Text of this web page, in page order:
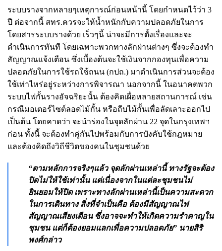
ระบบรางจากหลายๆเหตุการณ์ก่อนหน้านี้ โดยกำหนดไว้ว่า 3
ปี ต่อจากนี้ สทร.ควรจะให้น้ำหนักกับความปลอดภัยในการ
โดยสารระบบรางด้วย เร็วๆนี้ น่าจะมีการตั้งเรื่องและจะ
ดำเนินการทันที โดยเฉพาะพวกทางลักผ่านต่างๆ ซึ่งจะต้องทำ
สัญญาณแจ้งเตือน ซึ่งเบื้องต้นจะใช้เงินจากกองทุนเพื่อความ
ปลอดภัยในการใช้รถใช้ถนน (กปถ.) มาดำเนินการส่วนจะต้อง
ใช้เท่าไหร่อยู่ระหว่างการพิจารณา นอกจากนี้ ในอนาคตพวก
ระบบไฟกั้นรางอัจฉริยะนั้น ต้องคิดเผื่อหลายสถานการณ์ เช่น
กรณีมอเตอร์ไซต์ลอดไม้กั้น หรือถีบไม้กั้นเพื่อลัดเลาะออกไป
เป็นต้น โดยคาดว่า จะนำร่องในจุดลักผ่าน 22 จุดในกรุงเทพฯ
ก่อน ทั้งนี้ จะต้องทำคู่กันไปพร้อมกับการบังคับใช้กฎหมาย
และต้องคิดถึงวิถีชีวิตของคนในชุมชนด้วย
“ตามหลักการจริงๆแล้ว จุดลักผ่านเหล่านี้ ทางรัฐจะต้อง
ปิดไม่ให้ใช้เท่านั้น แต่เนื่องจากในแต่ละชุมชนไม่
ยินยอมให้ปิด เพราะทางลักผ่านเหล่านี้เป็นความสะดวก
ในการเดินทาง สิ่งที่จำเป็นคือ ต้องมีสัญญาณไฟ
สัญญาณเสียงเตือน ซึ่งอาจจะทำให้เกิดความรำคาญใน
ชุมชน แต่ก็ต้องยอมแลกเพื่อความปลอดภัย” นายสิริ
พงศ์กล่าว